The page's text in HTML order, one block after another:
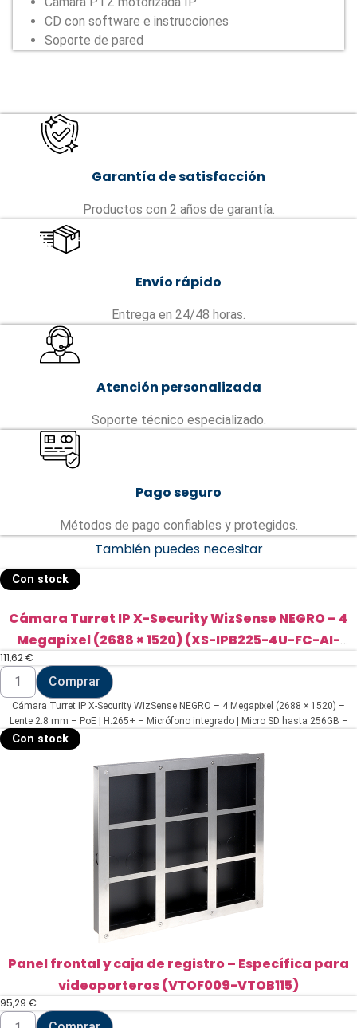
CD con software e instrucciones
Soporte de pared
Garantía de satisfacción
Productos con 2 años de garantía.
Envío rápido
Entrega en 24/48 horas.
Atención personalizada
Soporte técnico especializado.
Pago seguro
Métodos de pago confiables y protegidos.
También puedes necesitar
Con stock
Cámara Turret IP X-Security WizSense NEGRO – 4
Megapixel (2688 × 1520) (XS-IPB225-4U-FC-AI-
BLACK)
111,62€
Cámara
Turret
IP
Security
WizSense
NEGRO
Comprar
Cámara Turret IP X-Security WizSense NEGRO – 4 Megapixel (2688 × 1520) –
Lente 2.8 mm – PoE | H.265+ – Micrófono integrado | Micro SD hasta 256GB –
Funciones Inteligentes | Smart Dual Iluminación
Con stock
Panel frontal y caja de registro – Específica para
videoporteros (VTOF009-VTOB115)
95,29 €
Panel